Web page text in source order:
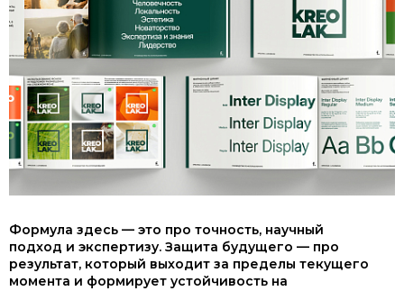
Формула здесь — это про точность, научный
подход и экспертизу. Защита будущего — про
результат, который выходит за пределы текущего
момента и формирует устойчивость на